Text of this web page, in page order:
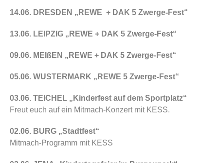
14.06. DRESDEN „REWE + DAK 5 Zwerge-Fest“
13.06. LEIPZIG „REWE + DAK 5 Zwerge-Fest“
09.06. MEIßEN „REWE + DAK 5 Zwerge-Fest“
05.06. WUSTERMARK „REWE 5 Zwerge-Fest“
03.06. TEICHEL „Kinderfest auf dem Sportplatz“
Freut euch auf ein Mitmach-Konzert mit KESS.
02.06. BURG „Stadtfest“
Mitmach-Programm mit KESS